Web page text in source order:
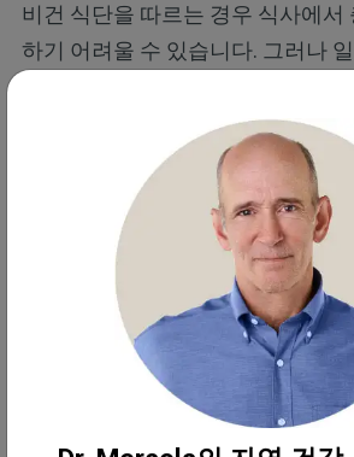
비건 식단을 따르는 경우 식사에서
하기 어려울 수 있습니다. 그러나
겐을 포함한 단백질 필요량을 충족
같은 붉은 고기를 먹기만 하면 된다
하지만 붉은 고기 또는 살코기에서
라겐을 혼동하지 마세요. 오히려 최
량을 충족하려면 콜라겐과 붉은 고
적절한 균형을 맞춰야 합니다. 게다
살코기의 단백질과 콜라겐의 아미
느 정도 차이가 있습니다. 아래 차
니다.